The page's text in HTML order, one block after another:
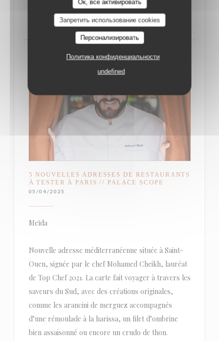
Ок, все активировать
Запретить использование cookies
Персонализировать
Политика конфиденциальности
undefined
ПРЕССЕ((ОТКРЫВАЕТСЯ В НОВОМ ОКНЕ))
5 NOUVELLES ADRESSES DE RESTAURANTS
À TESTER À PARIS // PALACE SCOPE
05/04/2025
Meïda
Nouvelle adresse méditerranéenne située à Saint-
Ouen, signée par le chef Mohamed Cheikh, lauréat
de Top Chef 2021. La carte fait voyager à travers les
saveurs du Sud, avec des créations originales,
comme les arancini de merguez accompagnés
d’une rémoulade à la harissa, un filet d’ombrine
bien assaisonné ou encore un crudo de thon.